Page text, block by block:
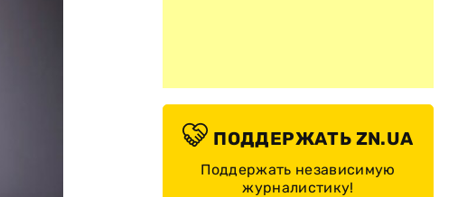
ПОДДЕРЖАТЬ ZN.UA
Поддержать независимую
журналистику!